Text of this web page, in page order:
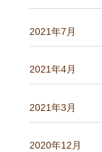
2021年7月
2021年4月
2021年3月
2020年12月